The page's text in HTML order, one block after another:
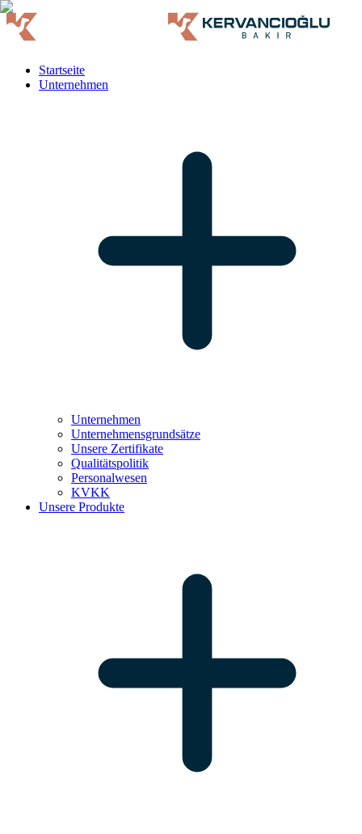
Startseite
Unternehmen
Unternehmen
Unternehmensgrundsätze
Unsere Zertifikate
Qualitätspolitik
Personalwesen
KVKK
Unsere Produkte